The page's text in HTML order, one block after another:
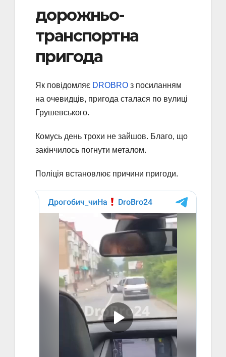
дорожньо-
транспортна
пригода
Як повідомляє DROBRO з посиланням
на очевидців, пригода сталася по вулиці
Грушевського.
Комусь день трохи не зайшов. Благо, що
закінчилось погнути металом.
Поліція встановлює причини пригоди.